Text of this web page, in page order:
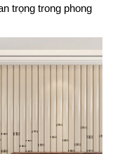
trọng trong phong